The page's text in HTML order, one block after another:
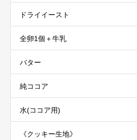
ドライイースト
全卵1個＋牛乳
バター
純ココア
水(ココア用)
《クッキー生地》